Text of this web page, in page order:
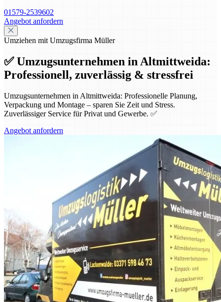
01579-2539602
Angebot anfordern
Umziehen mit Umzugsfirma Müller
✅ Umzugsunternehmen in Altmittweida:
Professionell, zuverlässig & stressfrei
Umzugsunternehmen in Altmittweida: Professionelle Planung,
Verpackung und Montage – sparen Sie Zeit und Stress.
Zuverlässiger Service für Privat und Gewerbe. ✅
Angebot anfordern